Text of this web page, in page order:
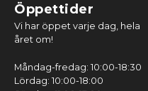
Öppettider
Vi har öppet varje dag, hela
året om!
Måndag-fredag: 10:00-18:30
Lördag: 10:00-18:00